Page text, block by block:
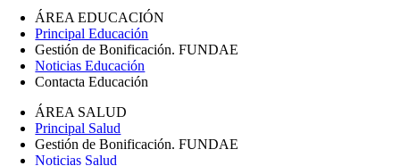
ÁREA EDUCACIÓN
Principal Educación
Gestión de Bonificación. FUNDAE
Noticias Educación
Contacta Educación
ÁREA SALUD
Principal Salud
Gestión de Bonificación. FUNDAE
Noticias Salud